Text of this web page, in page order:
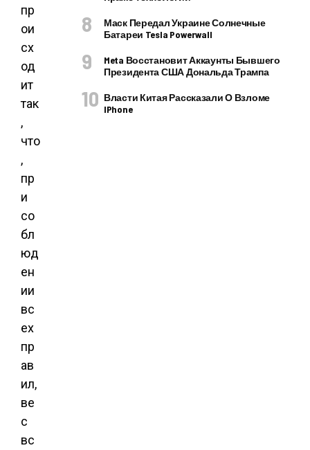
пр
ои
сх
од
ит
так
,
что
,
пр
и
со
бл
юд
ен
ии
вс
ех
пр
ав
ил,
ве
с
вс
Маск Передал Украине Солнечные
Батареи Tesla Powerwall
Meta Восстановит Аккаунты Бывшего
Президента США Дональда Трампа
Власти Китая Рассказали О Взломе
IPhone